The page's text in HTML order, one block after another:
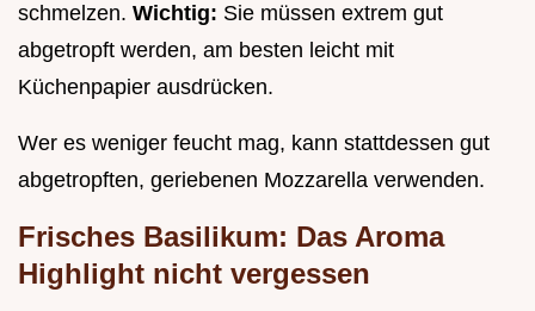
schmelzen. Wichtig: Sie müssen extrem gut
abgetropft werden, am besten leicht mit
Küchenpapier ausdrücken.
Wer es weniger feucht mag, kann stattdessen gut
abgetropften, geriebenen Mozzarella verwenden.
Frisches Basilikum: Das Aroma
Highlight nicht vergessen